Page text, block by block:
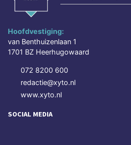
Hoofdvestiging:
van Benthuizenlaan 1
1701 BZ Heerhugowaard
072 8200 600
redactie@xyto.nl
www.xyto.nl
SOCIAL MEDIA